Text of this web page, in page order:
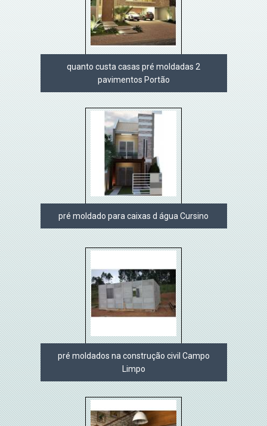
quanto custa casas pré moldadas 2
pavimentos Portão
pré moldado para caixas d água Cursino
pré moldados na construção civil Campo
Limpo